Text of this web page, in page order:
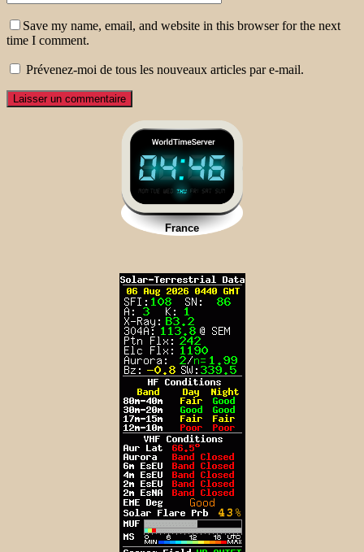
Save my name, email, and website in this browser for the next
time I comment.
Prévenez-moi de tous les nouveaux articles par e-mail.